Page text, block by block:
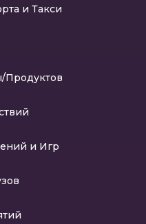
и Такси
Продуктов
и Игр